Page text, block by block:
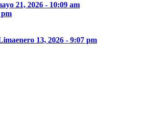
21, 2026 - 10:09 am
pm
enero 13, 2026 - 9:07 pm